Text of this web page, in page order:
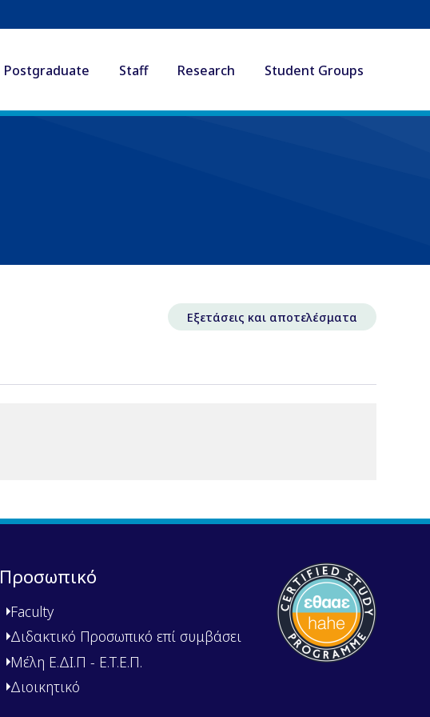
Postgraduate Staff Research Student Groups
Εξετάσεις και αποτελέσματα
Προσωπικό
Faculty
Διδακτικό Προσωπικό επί συμβάσει
Μέλη Ε.ΔΙ.Π - Ε.Τ.Ε.Π.
Διοικητικό